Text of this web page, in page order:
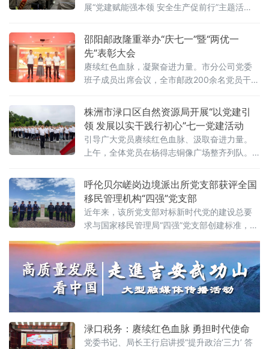
展“党建赋能强本领 安全生产促前行”主题活
盖党性教育、先锋表彰、经验分享、知识竞赛
多重内容，以党建引领筑牢安全生产防线，激
励全体党员守初心、担使命、保安全。活动由
该公司总经理、党委副书记黄明领誓，参会党
员面向党旗重温入党誓词，铿锵有力的誓词回
邵阳邮政隆重举办“庆七一”暨“两优一
先”表彰大会
赓续红色血脉，凝聚奋进力量。市分公司党委
班子成员出席会议，全市邮政200余名党员干部
姜正科以《树牢正确政绩观 走好新的赶考路 切
实推动邵阳邮政高质量发展迈上新台阶》为
题，为全体党员讲授党课。党课内容丰富、立
意深远，以树立和践行正确政绩观为主
株洲市渌口区自然资源局开展“以党建引
领 发展以实干践行初心”七一党建活动
引导广大党员赓续红色血脉、汲取奋进力量。
上午，全体党员在杨得志铜像广场整齐列队。
组书记、局长许颖同志的领誓下，全体党员面
向鲜红的党
呼伦贝尔嵯岗边境派出所党支部获评全国
移民管理机构“四强”党支部
近年来，该所党支部对标新时代党的建设总要
求与国家移民管理局“四强”党支部创建标准，将
合，打造“党建红引领边境蓝”战斗堡垒。先后荣
立集体二等功1次、集体三等功2次，获评内蒙
古自治区“坚强堡垒支部”、总站“四强”党支部。
夯基固本，让组织生活接上草原地气。组织生
渌口税务：赓续红色血脉 勇担时代使命
党委书记、局长王行启讲授“提升政治‘三力’ 答